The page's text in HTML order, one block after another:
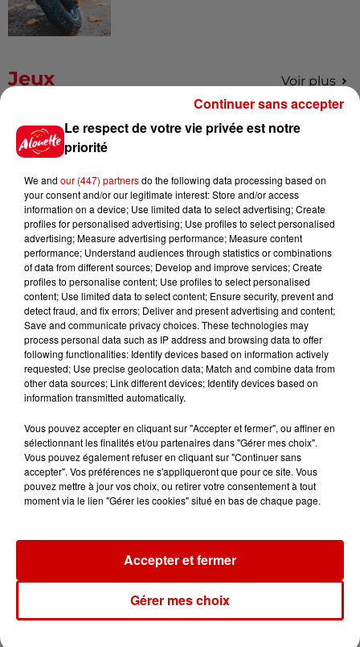
Jeux Voir plus
Gagnez vos places pour le
festival Marché Gourmand 2026
Le Duel - Gagnez vos entrées
pour l'un des zoos de nos
régions !
Destination Vacances - Gagnez
votre séjour en famille au cœur
de la...
Destination Vacances : inscrivez-
vous !
Newsletter
Le respect de votre vie privée est notre
priorité
We and our (447) partnersdo the following data processing based on
your consent and/or our legitimate interest: Store and/or access
information on a device; Use limited data to select advertising; Create
profiles for personalised advertising; Use profiles to select personalised
advertising; Measure advertising performance; Measure content
performance; Understand audiences through statistics or combinations
of data from different sources; Develop and improve services; Create
profiles to personalise content; Use profiles to select personalised
content; Use limited data to select content; Ensure security, prevent and
detect fraud, and fix errors; Deliver and present advertising and content;
Save and communicate privacy choices. These technologies may
process personal data such as IP address and browsing data to offer
following functionalities: Identify devices based on information actively
requested; Use precise geolocation data; Match and combine data from
other data sources; Link different devices; Identify devices based on
information transmitted automatically.
Vous pouvez accepter en cliquant sur "Accepter et fermer", ou affiner en
sélectionnant les finalités et/ou partenaires dans "Gérer mes choix".
Vous pouvez également refuser en cliquant sur "Continuer sans
accepter". Vos préférences ne s'appliqueront que pour ce site. Vous
pouvez mettre à jour vos choix, ou retirer votre consentement à tout
moment via le lien "Gérer les cookies" situé en bas de chaque page.
Gérer mes choix
Accepter et fermer
Continuer sans accepter